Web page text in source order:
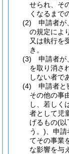
せられ、そ
くなるまで
(2)
申請者が
の規定によ
又は執行を
き。
(3)
申請者が
を取り消さ
しない者で
(4)
申請者と
その他の事
し、若しく
者として児
げるもの(以
う。) 、申
てその事業
な影響を与